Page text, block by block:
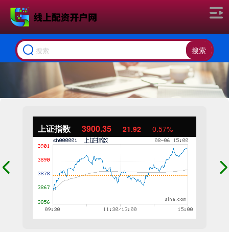
搜索
上证指数 3900.35 21.92 0.57%